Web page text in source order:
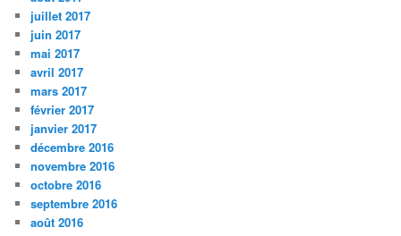
juillet 2017
juin 2017
mai 2017
avril 2017
mars 2017
février 2017
janvier 2017
décembre 2016
novembre 2016
octobre 2016
septembre 2016
août 2016